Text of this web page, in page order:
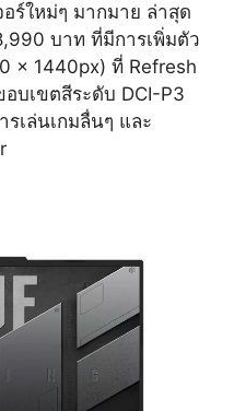
ร์ใหม่ๆ มากมาย ล่าสุด
บาท ที่มีการเพิ่มตัว
x 1440px) ที่ Refresh
บเขตสีระดับ DCI-P3
รเล่นเกมลื่นๆ และ